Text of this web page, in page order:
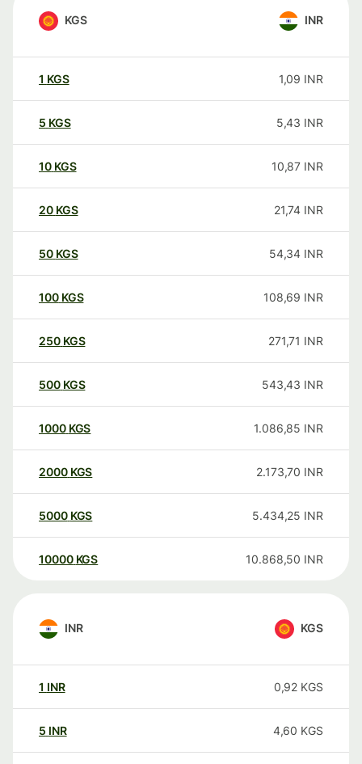
KGS INR
1 KGS 1,09 INR
5 KGS 5,43 INR
10 KGS 10,87 INR
20 KGS 21,74 INR
50 KGS 54,34 INR
100 KGS 108,69 INR
250 KGS 271,71 INR
500 KGS 543,43 INR
1000 KGS 1.086,85 INR
2000 KGS 2.173,70 INR
5000 KGS 5.434,25 INR
10000 KGS 10.868,50 INR
INR KGS
1 INR 0,92 KGS
5 INR 4,60 KGS